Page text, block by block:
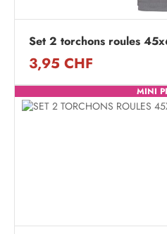
Set 2 torchons roules
3,95 CHF
MINI